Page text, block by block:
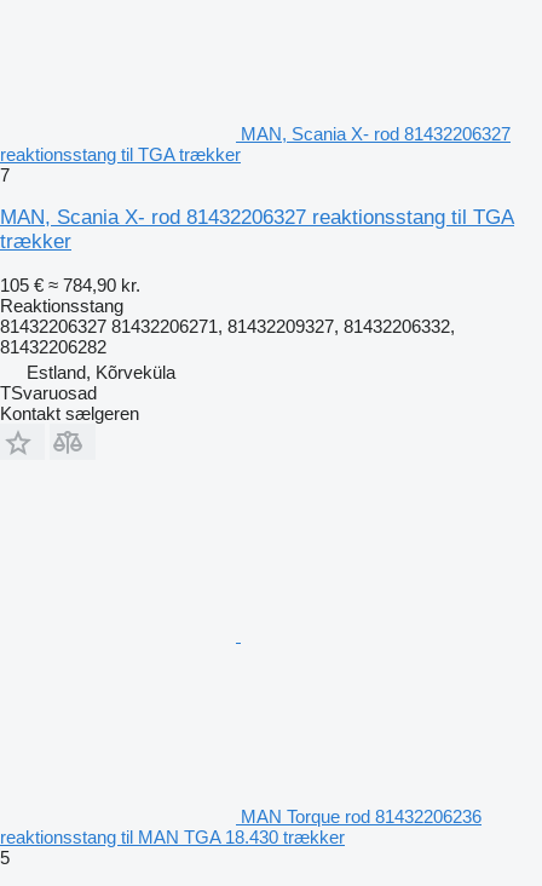
MAN, Scania X- rod 81432206327
reaktionsstang til TGA trækker
7
MAN, Scania X- rod 81432206327 reaktionsstang til TGA
trækker
105 € ≈ 784,90 kr.
Reaktionsstang
81432206327 81432206271, 81432209327, 81432206332,
81432206282
Estland, Kõrveküla
TSvaruosad
Kontakt sælgeren
MAN Torque rod 81432206236
reaktionsstang til MAN TGA 18.430 trækker
5